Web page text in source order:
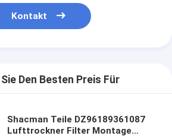
Kontakt
Den Besten Preis Für
Shacman Teile DZ96189361087
Lufttrockner Filter Montage